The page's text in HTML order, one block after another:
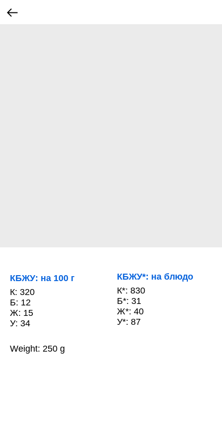
КБЖУ: на 100 г
К: 320
Б: 12
Ж: 15
У: 34
КБЖУ*: на блюдо
К*: 830
Б*: 31
Ж*: 40
У*: 87
Weight: 250 g